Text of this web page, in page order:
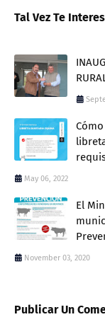
Tal Vez Te
May 06, 2022
El
November 03, 2020
Publicar Un